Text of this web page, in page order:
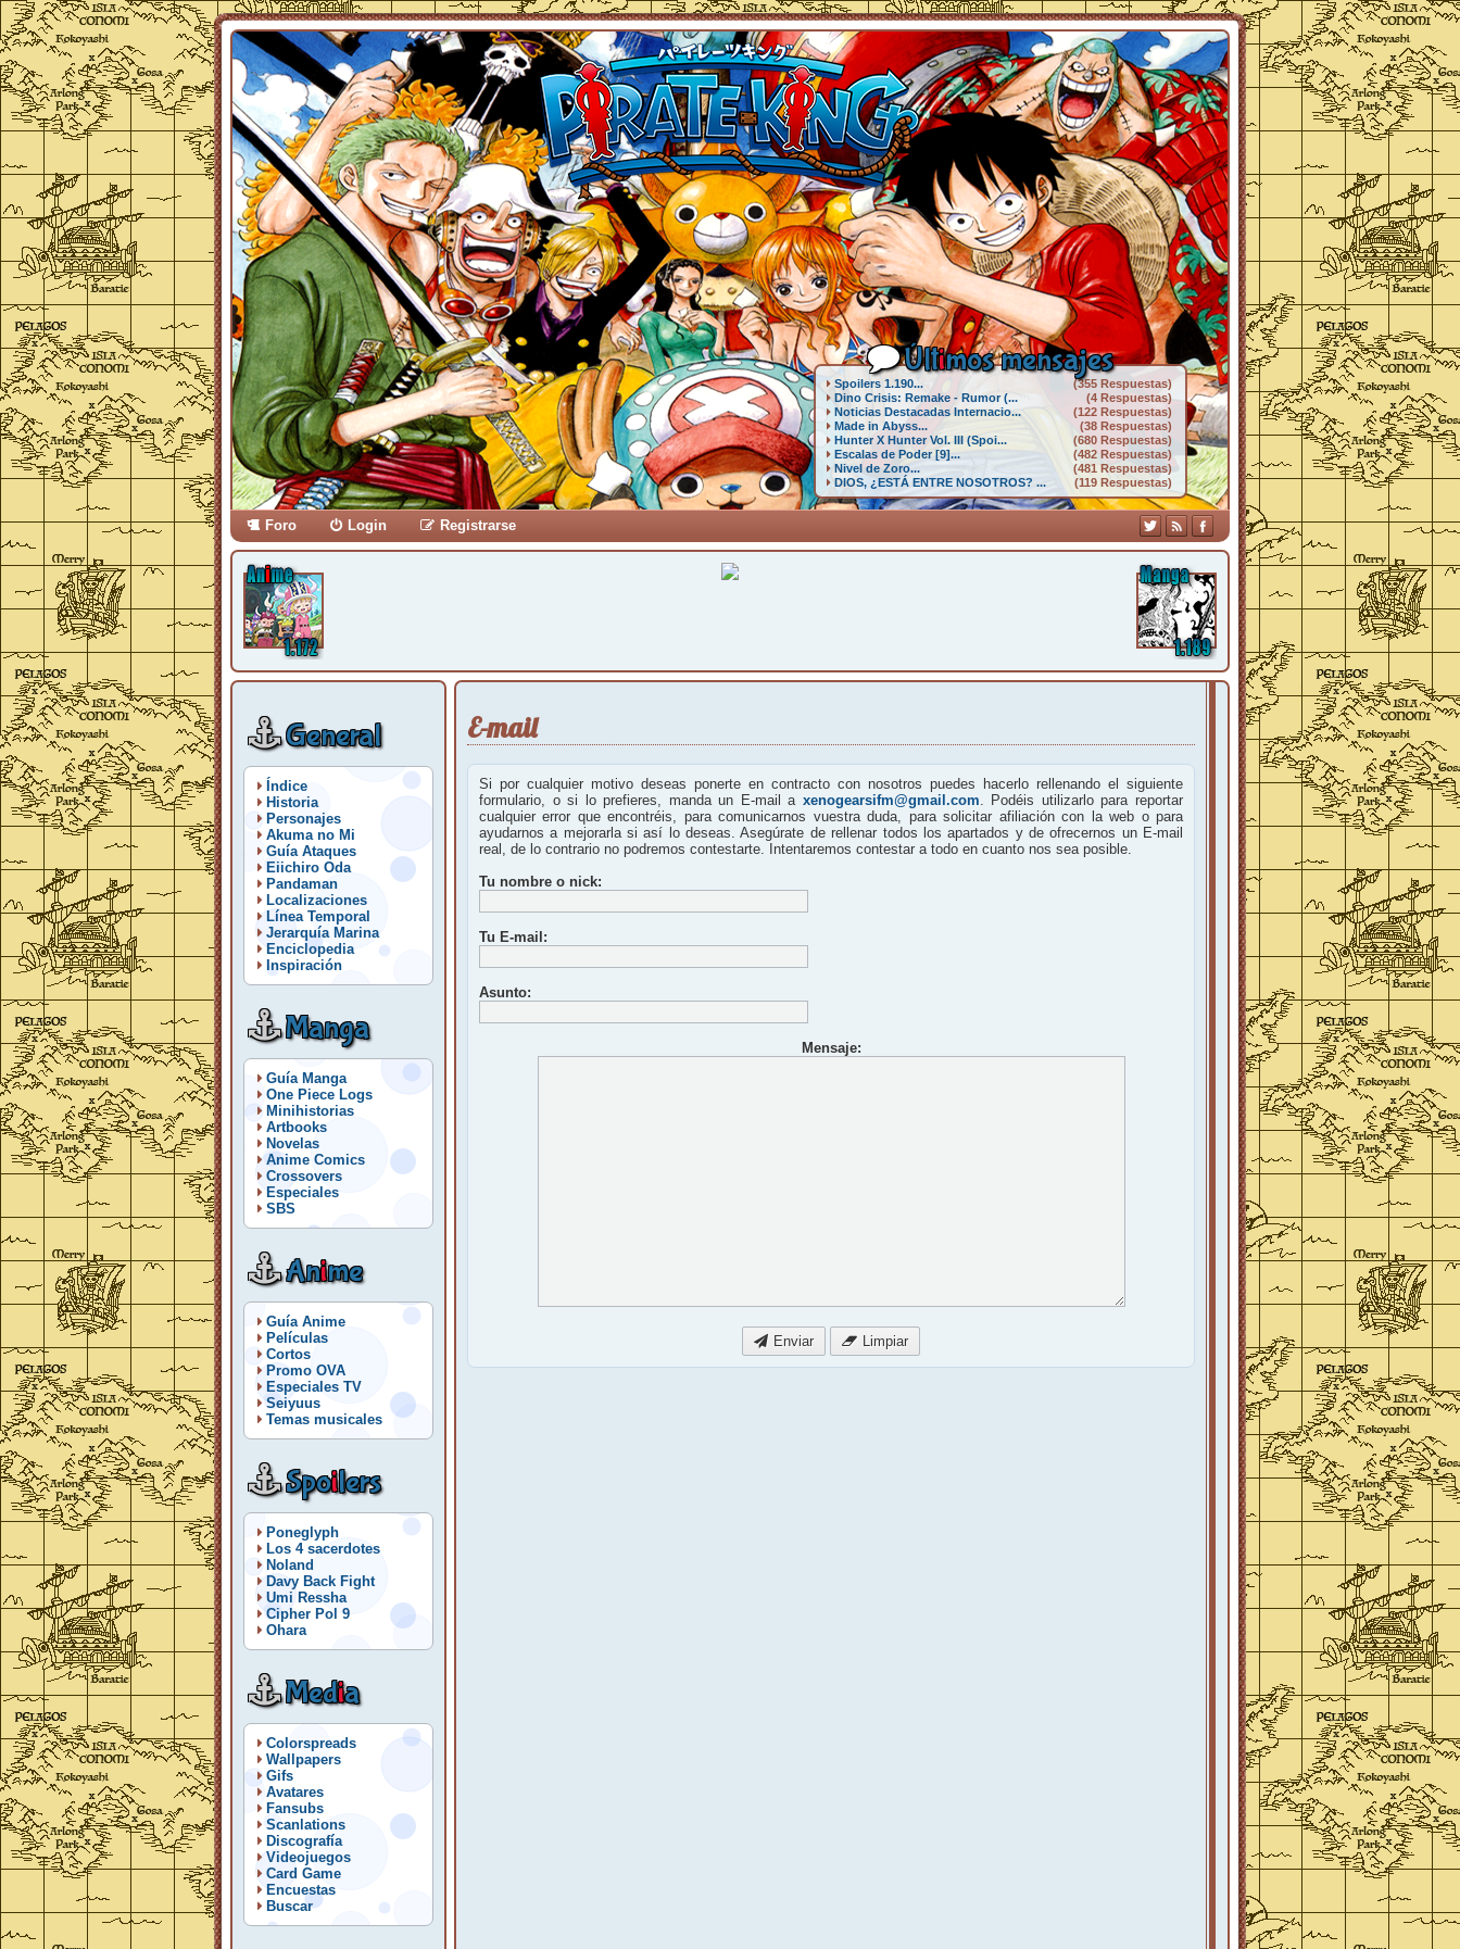
Últimos mensajes
Spoilers 1.190...
(355 Respuestas)
Dino Crisis: Remake - Rumor (...
(4 Respuestas)
Noticias Destacadas Internacio...
(122 Respuestas)
Made in Abyss...
(38 Respuestas)
Hunter X Hunter Vol. III (Spoi...
(680 Respuestas)
Escalas de Poder [9]...
(482 Respuestas)
Nivel de Zoro...
(481 Respuestas)
DIOS, ¿ESTÁ ENTRE NOSOTROS? ...
(119 Respuestas)
Foro Login Registrarse
General
Índice
Historia
Personajes
Akuma no Mi
Guía Ataques
Eiichiro Oda
Pandaman
Localizaciones
Línea Temporal
Jerarquía Marina
Enciclopedia
Inspiración
Manga
Guía Manga
One Piece Logs
Minihistorias
Artbooks
Novelas
Anime Comics
Crossovers
Especiales
SBS
Anime
Guía Anime
Películas
Cortos
Promo OVA
Especiales TV
Seiyuus
Temas musicales
Spoilers
Poneglyph
Los 4 sacerdotes
Noland
Davy Back Fight
Umi Ressha
Cipher Pol 9
Ohara
Media
Colorspreads
Wallpapers
Gifs
Avatares
Fansubs
Scanlations
Discografía
Videojuegos
Card Game
Encuestas
Buscar
E-mail
Si por cualquier motivo deseas ponerte en contracto con nosotros puedes hacerlo rellenando el siguiente
formulario, o si lo prefieres, manda un E-mail a xenogearsifm@gmail.com . Podéis utilizarlo para reportar
cualquier error que encontréis, para comunicarnos vuestra duda, para solicitar afiliación con la web o para
ayudarnos a mejorarla si así lo deseas. Asegúrate de rellenar todos los apartados y de ofrecernos un E-mail
real, de lo contrario no podremos contestarte. Intentaremos contestar a todo en cuanto nos sea posible.
Tu nombre o nick:
Tu E-mail:
Asunto:
Mensaje:
Enviar Limpiar